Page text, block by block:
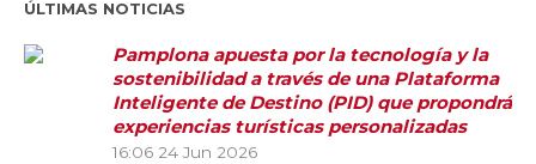
ÚLTIMAS NOTICIAS
Pamplona apuesta por la tecnología y la
sostenibilidad a través de una Plataforma
Inteligente de Destino (PID) que propondrá
experiencias turísticas personalizadas
16:06 24 Jun 2026